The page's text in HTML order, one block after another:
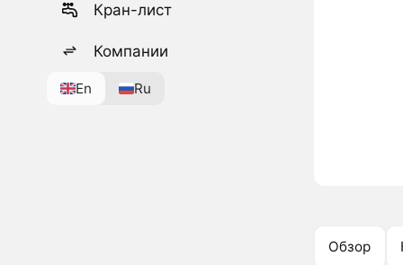
Кран-лист
Компании
En Ru
Обзор